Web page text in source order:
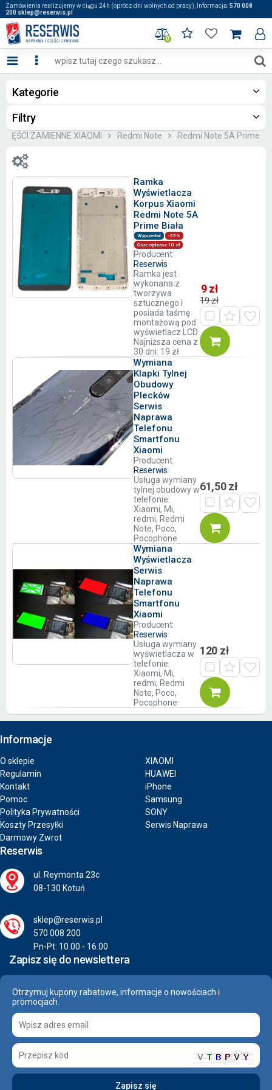
Zamówienia realizujemy w ciągu 24h (oprócz dni wolnych od pracy), Informacja:570 008
200 sklep@reserwis.pl
0
Kategorie
Filtry
ZAMIENNE XIAOMI Redmi Note Redmi Note 5A Prime
Ramka
Wyświetlacza
Korpus Xiaomi
Redmi Note 5A
Prime Biała
Wyprzedaż
-53%
Oszczędzasz 10 zł
Producent:
Reserwis
Ramka jest
wykonana z
tworzywa
sztucznego i
posiada taśmę
montażową pod
wyświetlacz LCD
Najniższa cena z
30 dni: 19 zł
9 zł
19 zł
Wymiana
Klapki Tylnej
Obudowy
Plecków
Serwis
Naprawa
Telefonu
Smartfonu
Xiaomi
Producent:
Reserwis
Usługa wymiany
tylnej obudowy w
telefonie:
Xiaomi, Mi,
redmi, Redmi
Note, Poco,
Pocophone
61,50 zł
Wymiana
Wyświetlacza
Serwis
Naprawa
Telefonu
Smartfonu
Xiaomi
Producent:
Reserwis
Usługa wymiany
wyświetlacza w
telefonie:
Xiaomi, Mi,
redmi, Redmi
Note, Poco,
Pocophone
120 zł
Informacje
O sklepie
Regulamin
Kontakt
Pomoc
Polityka Prywatności
Koszty Przesyłki
Darmowy Zwrot
XIAOMI
HUAWEI
iPhone
Samsung
SONY
Serwis Naprawa
Reserwis
ul. Reymonta 23c
08-130 Kotuń
sklep@reserwis.pl
570 008 200
Pn-Pt: 10.00 - 16.00
Zapisz się do newslettera
Otrzymuj kupony rabatowe, informacje o nowościach i
promocjach.